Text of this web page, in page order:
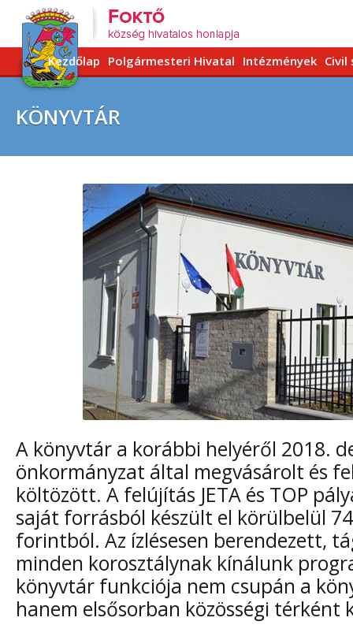
Kezdőlap Polgármesteri Hivatal Intézmények Civil
KÖNYVTÁR
A könyvtár a korábbi helyéről 2018.
önkormányzat által megvásárolt és
költözött. A felújítás JETA és TOP
saját forrásból készült el körülbelül
forintból. Az ízlésesen berendezett,
minden korosztálynak kínálunk
könyvtár funkciója nem csupán a
hanem elsősorban közösségi térként